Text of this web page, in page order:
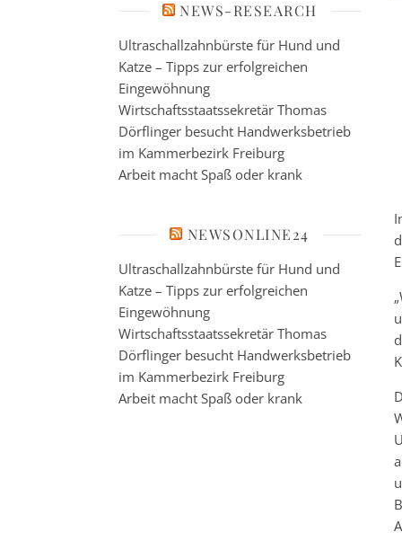
NEWS-RESEARCH
Ultraschallzahnbürste für Hund und
Katze – Tipps zur erfolgreichen
Eingewöhnung
Wirtschaftsstaatssekretär Thomas
Dörflinger besucht Handwerksbetrieb
im Kammerbezirk Freiburg
Arbeit macht Spaß oder krank
NEWSONLINE24
Ultraschallzahnbürste für Hund und
Katze – Tipps zur erfolgreichen
Eingewöhnung
Wirtschaftsstaatssekretär Thomas
Dörflinger besucht Handwerksbetrieb
im Kammerbezirk Freiburg
Arbeit macht Spaß oder krank